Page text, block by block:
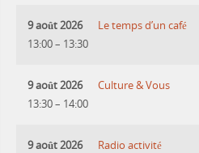
9 août 2026
13:00– 13:30
Le temps d’un café
9 août 2026
13:30– 14:00
Culture & Vous
9 août 2026
Radio activité